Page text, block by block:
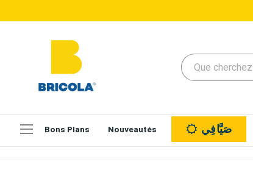
Bons Plans Nouveautés صَيَّافِي